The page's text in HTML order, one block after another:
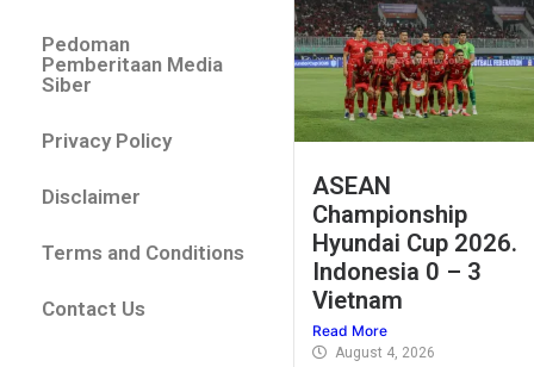
Pedoman
Pemberitaan Media
Siber
Privacy Policy
Disclaimer
Terms and Conditions
Contact Us
ASEAN
Championship
Hyundai Cup 2026.
Indonesia 0 – 3
Vietnam
Read More
August 4, 2026